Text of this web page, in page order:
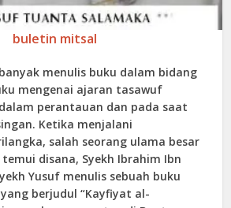
buletin mitsal
menulis buku dalam bidang
mengenai ajaran tasawuf
perantauan dan pada saat
Ketika menjalani
salah seorang ulama besar
disana, Syekh Ibrahim Ibn
Yusuf menulis sebuah buku
berjudul “Kayfiyat al-